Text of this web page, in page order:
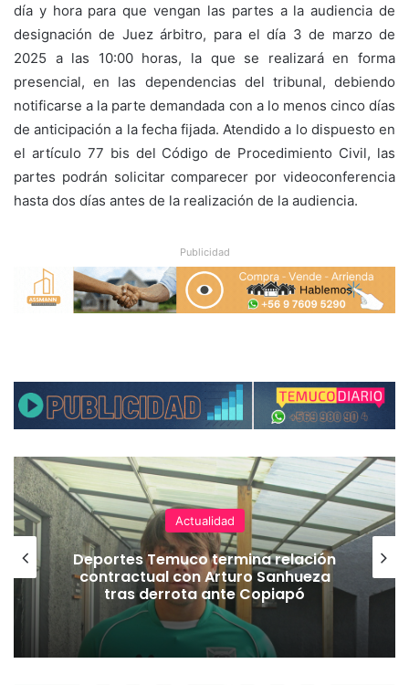
día y hora para que vengan las partes a la audiencia de
designación de Juez árbitro, para el día 3 de marzo de
2025 a las 10:00 horas, la que se realizará en forma
presencial, en las dependencias del tribunal, debiendo
notificarse a la parte demandada con a lo menos cinco días
de anticipación a la fecha fijada. Atendido a lo dispuesto en
el artículo 77 bis del Código de Procedimiento Civil, las
partes podrán solicitar comparecer por videoconferencia
hasta dos días antes de la realización de la audiencia.
Publicidad
Actualidad
Deportes Temuco termina relación
contractual con Arturo Sanhueza
tras derrota ante Copiapó